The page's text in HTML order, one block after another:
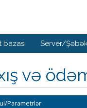
Server/
və
Parametrlər